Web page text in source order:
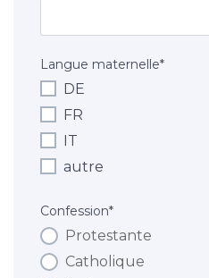
Langue maternelle*
DE
FR
IT
autre
Confession*
Protestante
Catholique